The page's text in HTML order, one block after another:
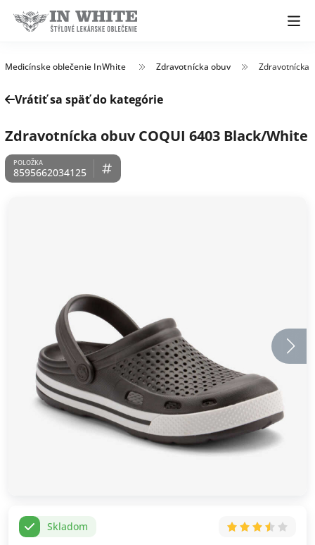
Medicínske oblečenie InWhite Zdravotnícka obuv Zdravotnícka
Vrátiť sa späť do kategórie
Zdravotnícka obuv COQUI 6403 Black/White
8595662034125
Skladom